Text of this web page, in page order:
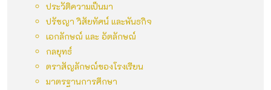
ประวัติความเป็นมา
ปรัชญา วิสัยทัศน์ และพันธกิจ
เอกลักษณ์ และ อัตลักษณ์
กลยุทธ์
ตราสัญลักษณ์ของโรงเรียน
มาตรฐานการศึกษา